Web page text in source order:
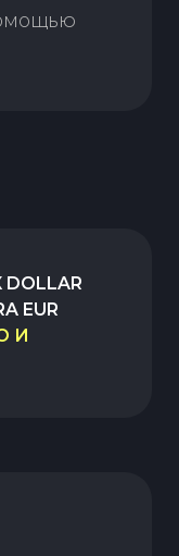
DOLLAR
EUR
И